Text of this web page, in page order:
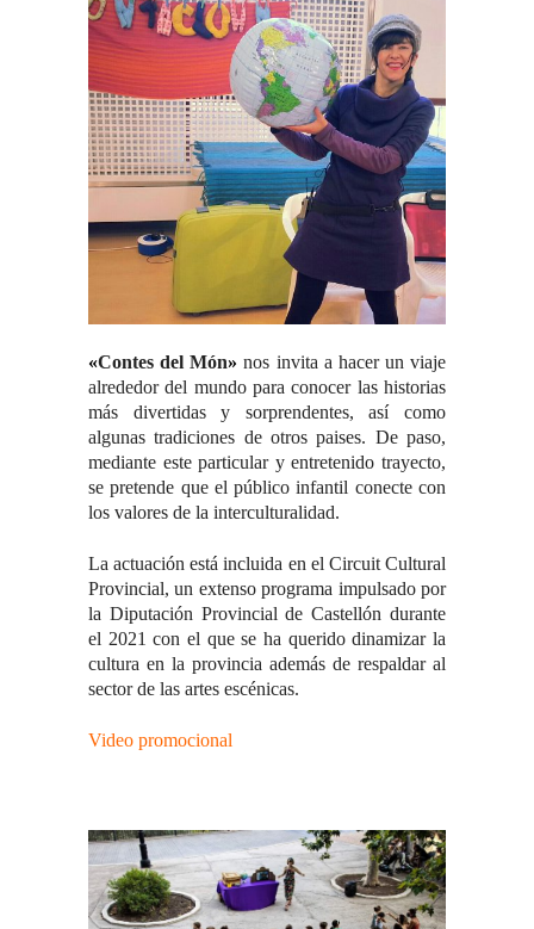
«Contes del Món» nos invita a hacer un viaje
alrededor del mundo para conocer las historias
más divertidas y sorprendentes, así como
algunas tradiciones de otros paises. De paso,
mediante este particular y entretenido trayecto,
se pretende que el público infantil conecte con
los valores de la interculturalidad.
La actuación está incluida en el Circuit Cultural
Provincial, un extenso programa impulsado por
la Diputación Provincial de Castellón durante
el 2021 con el que se ha querido dinamizar la
cultura en la provincia además de respaldar al
sector de las artes escénicas.
Video promocional